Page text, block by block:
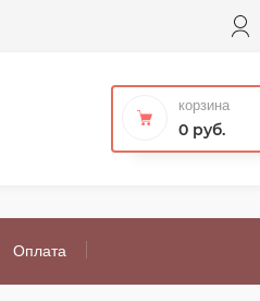
корзина
0 руб.
Оплата